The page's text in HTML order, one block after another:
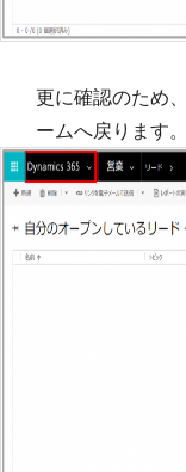
更に確認のため
ームへ戻ります。